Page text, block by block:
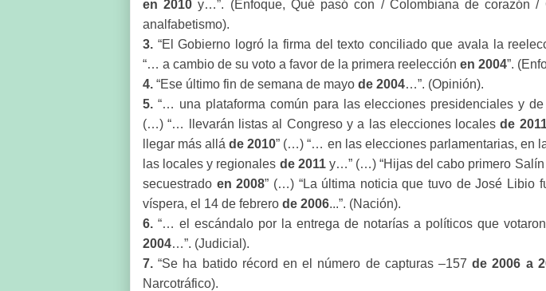
en 2010 y…”. (Enfoque, Qué pasó con / Colombiana de corazón /
analfabetismo).
3. “El Gobierno logró la firma del texto conciliado que avala la
“… a cambio de su voto a favor de la primera reelección en 2004”.
4. “Ese último fin de semana de mayo de 2004…”. (Opinión).
5. “… una plataforma común para las elecciones presidenciales y
(…) “… llevarán listas al Congreso y a las elecciones localesde
llegar más alláde 2010” (…) “… en las elecciones parlamentarias, en
las locales y regionales de 2011 y…” (…) “Hijas del cabo primero
secuestrado en 2008” (…) “La última noticia que tuvo de José Libio
víspera, el 14 de febrero de 2006...”. (Nación).
6. “… el escándalo por la entrega de notarías a políticos que
2004…”. (Judicial).
7.“Se ha batido récord en el número de capturas –157 de 2006 a
Narcotráfico).